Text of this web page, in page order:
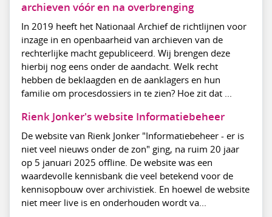
archieven vóór en na overbrenging
In 2019 heeft het Nationaal Archief de richtlijnen voor
inzage in en openbaarheid van archieven van de
rechterlijke macht gepubliceerd. Wij brengen deze
hierbij nog eens onder de aandacht. Welk recht
hebben de beklaagden en de aanklagers en hun
familie om procesdossiers in te zien? Hoe zit dat ...
Rienk Jonker's website Informatiebeheer
De website van Rienk Jonker "Informatiebeheer - er is
niet veel nieuws onder de zon" ging, na ruim 20 jaar
op 5 januari 2025 offline. De website was een
waardevolle kennisbank die veel betekend voor de
kennisopbouw over archivistiek. En hoewel de website
niet meer live is en onderhouden wordt va...